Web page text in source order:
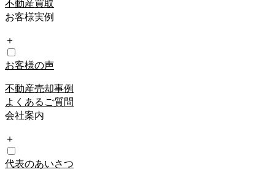
不動産買取
お客様実例
＋
お客様の声
不動産売却事例
よくあるご質問
会社案内
＋
代表のあいさつ